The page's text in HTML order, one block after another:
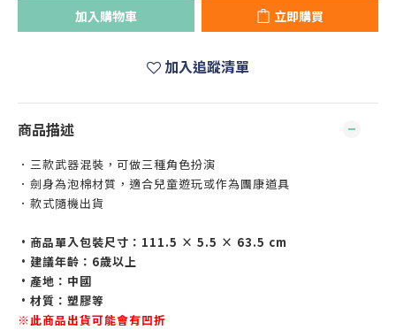
加入購物車 立即購買
加入追蹤清單
商品描述
．三款武器混裝，可做三種角色扮演
．劍身為泡棉材質，適合兒童遊玩或作為團康道具
．款式隨機出貨
•商品單入包裝尺寸：111.5 × 5.5 × 63.5 cm
•建議年齡：6歲以上
•產地：中國
•材質：塑膠等
※此商品出貨可能會有凹折